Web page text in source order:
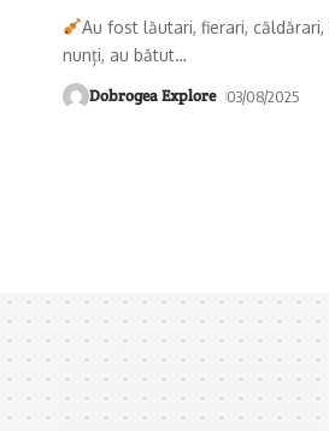
Au fost lăutari, fierari,
nunți, au bătut…
Dobrogea Explore 03/08/2025